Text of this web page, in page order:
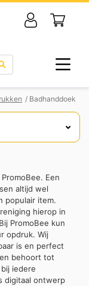
/ Badhanddoek
Een
altijd wel
populair item.
hierop in
PromoBee kun
opdruk. Wij
is en perfect
behoort tot
iedere
digitaal ontwerp